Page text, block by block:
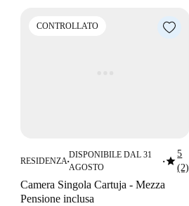
CONTROLLATO
RESIDENZA■
DISPONIBILE DAL 31
AGOSTO
■star5
(2)
Camera Singola Cartuja - Mezza
Pensione inclusa